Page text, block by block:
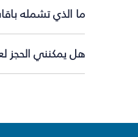
ما الذي تشمله
هل يمكنني الحجز